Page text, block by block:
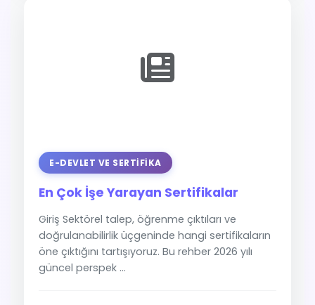
E-DEVLET VE SERTIFIKA
En Çok İşe Yarayan Sertifikalar
Giriş Sektörel talep, öğrenme çıktıları ve
doğrulanabilirlik üçgeninde hangi sertifikaların
öne çıktığını tartışıyoruz. Bu rehber 2026 yılı
güncel perspek ...